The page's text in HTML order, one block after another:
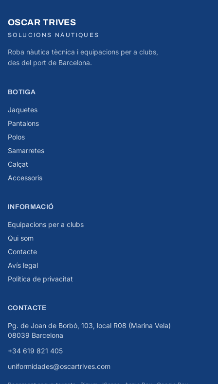
OSCAR TRIVES
SOLUCIONS NÀUTIQUES
Roba nàutica tècnica i equipacions per a clubs,
des del port de Barcelona.
BOTIGA
Jaquetes
Pantalons
Polos
Samarretes
Calçat
Accessoris
INFORMACIÓ
Equipacions per a clubs
Qui som
Contacte
Avís legal
Política de privacitat
CONTACTE
Pg. de Joan de Borbó, 103, local R08 (Marina Vela)
08039 Barcelona
+34 619 821 405
uniformidades@oscartrives.com